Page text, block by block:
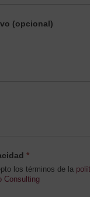
(opcional)
*
los términos de la
Consulting